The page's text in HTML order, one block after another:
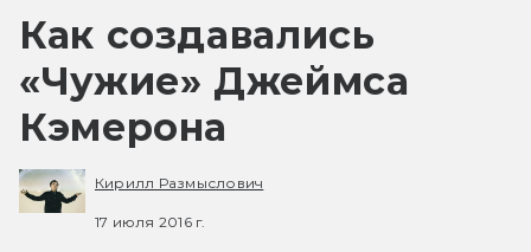
Как создавались
«Чужие» Джеймса
Кэмерона
Кирилл Размыслович
17 июля 2016 г.